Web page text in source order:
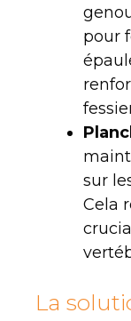
pour
sur
Cela
La